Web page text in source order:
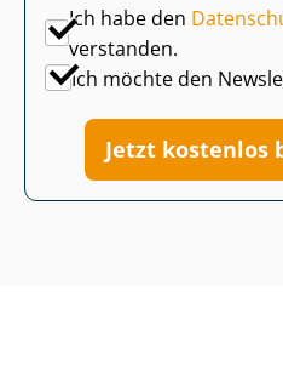
Ich habe den
verstanden.
Ich möchte den
Jetzt kostenlos